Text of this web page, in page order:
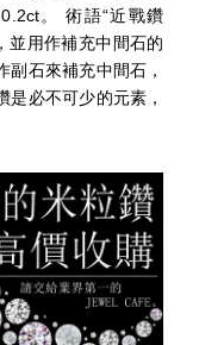
。 術語“近戰鑽
並用作補充中間石的
石來補充中間石，
必不可少的元素，